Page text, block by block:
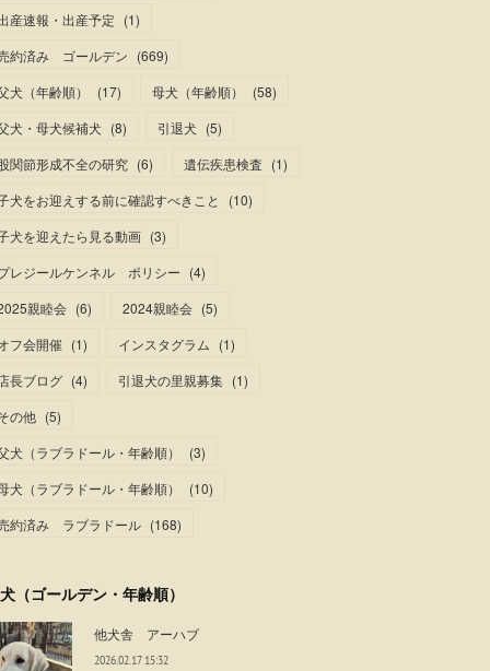
産速報・出産予定 (1)
約済み ゴールデン (669)
犬（年齢順）
(17) 母犬（年齢順） (58)
犬・母犬候補犬 (8) 引退犬 (5)
関節形成不全の研究 (6) 遺伝疾患検査 (1)
犬をお迎えする前に確認すべきこと
(10)
犬を迎えたら見る動画 (3)
レジールケンネル ポリシー (4)
親睦会 (6) 2024親睦会 (5)
フ会開催 (1) インスタグラム (1)
長ブログ (4) 引退犬の里親募集 (1)
の他 (5)
犬（ラブラドール・年齢順）
(3)
犬（ラブラドール・年齢順）
(10)
約済み ラブラドール (168)
（ゴールデン・年齢順）
他犬舎 アーハブ
2026.02.17 15:32